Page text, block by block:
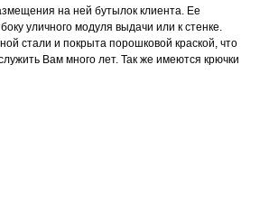
на ней бутылок клиента. Ее
уличного модуля выдачи или к стенке.
стали и покрыта порошковой краской, что
Вам много лет. Так же имеются крючки